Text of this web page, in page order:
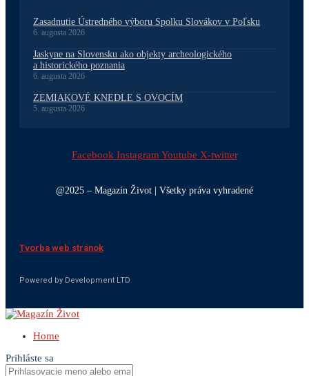
Zasadnutie Ústredného výboru Spolku Slovákov v Poľsku
6. augusta 2026
Jaskyne na Slovensku ako objekty archeologického
a historického poznania
6. augusta 2026
ZEMIAKOVÉ KNEDLE S OVOCÍM
5. augusta 2026
Facebook Instagram Youtube X-twitter
@2025 – Magazín Život | Všetky práva vyhradené
Tvorba web stránok
Powered by Development LTD
Home
Prihláste sa